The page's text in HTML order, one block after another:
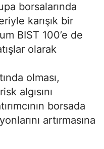
borsalarında
karışık bir
BIST 100’e de
olarak
olması,
algısını
borsada
artırmasına